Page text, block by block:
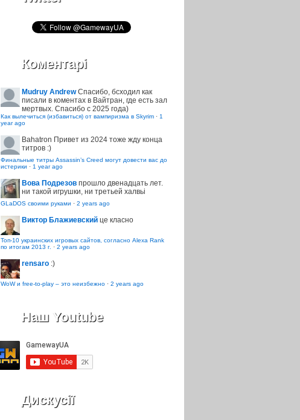
Коментарі
Mudruy Andrew Спасибо, бсходил как
писали в коментах в Вайтран, где есть зал
мертвых. Спасибо с 2025 года)
Как вылечиться (избавиться) от вампиризма в Skyrim · 1
year ago
Bahatron Привет из 2024 тоже жду конца
титров :)
Финальные титры Assassin’s Creed могут довести вас до
истерики · 1 year ago
Вова Подрезов прошло двенадцать лет.
ни такой игрушки, ни третьей халвьі
GLaDOS своими руками · 2 years ago
Виктор Блажиевский це класно
Топ-10 украинских игровых сайтов, согласно Alexa Rank
по итогам 2013 г. · 2 years ago
rensaro :)
WoW и free-to-play – это неизбежно · 2 years ago
Наш Youtube
Дискусії